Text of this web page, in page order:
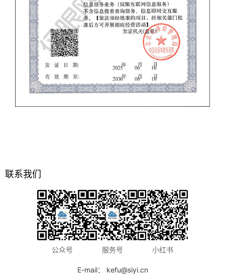
联系我们
公众号 服务号 小红书
E-mail： kefu@siyi.cn